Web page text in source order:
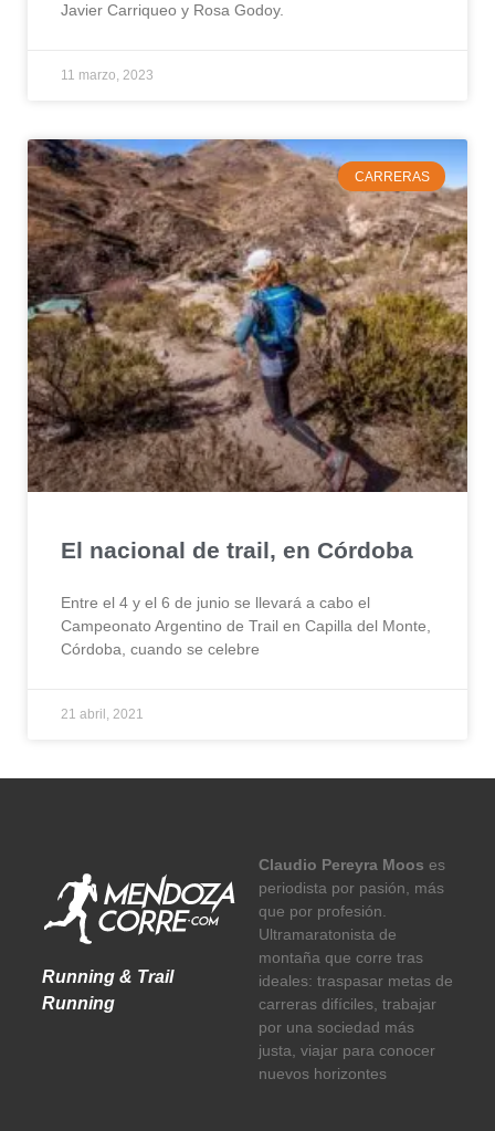
Javier Carriqueo y Rosa Godoy.
11 marzo, 2023
CARRERAS
El nacional de trail, en Córdoba
Entre el 4 y el 6 de junio se llevará a cabo el
Campeonato Argentino de Trail en Capilla del Monte,
Córdoba, cuando se celebre
21 abril, 2021
Running & Trail
Running
Claudio Pereyra Moos es
periodista por pasión, más
que por profesión.
Ultramaratonista de
montaña que corre tras
ideales: traspasar metas de
carreras difíciles, trabajar
por una sociedad más
justa, viajar para conocer
nuevos horizontes